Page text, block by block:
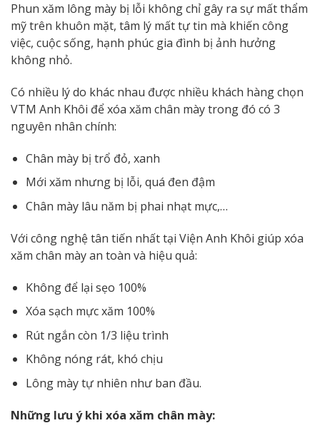
Phun xăm lông mày bị lỗi không chỉ gây ra sự mất thẩm
mỹ trên khuôn mặt, tâm lý mất tự tin mà khiến công
việc, cuộc sống, hạnh phúc gia đình bị ảnh hưởng
không nhỏ.
Có nhiều lý do khác nhau được nhiều khách hàng chọn
VTM Anh Khôi để xóa xăm chân mày trong đó có 3
nguyên nhân chính:
Chân mày bị trổ đỏ, xanh
Mới xăm nhưng bị lỗi, quá đen đậm
Chân mày lâu năm bị phai nhạt mực,…
Với công nghệ tân tiến nhất tại Viện Anh Khôi giúp xóa
xăm chân mày an toàn và hiệu quả:
Không để lại sẹo 100%
Xóa sạch mực xăm 100%
Rút ngắn còn 1/3 liệu trình
Không nóng rát, khó chịu
Lông mày tự nhiên như ban đầu.
Những lưu ý khi xóa xăm chân mày: